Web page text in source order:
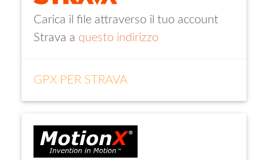
Carica il file attraverso il tuo account
Strava a questo indirizzo
GPX PER STRAVA